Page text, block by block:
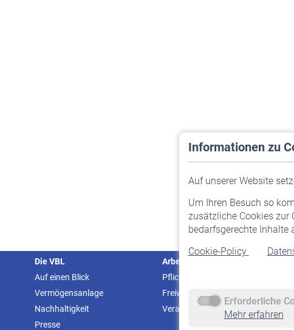
Informationen zu
Auf unserer Website
Um Ihren Besuch so
zusätzliche Cookies zur
bedarfsgerechte Inhalte
Cookie-Policy
Erforderliche
Mehr erfahren
Die VBL
Auf einen Blick
Vermögensanlage
Nachhaltigkeit
Presse
Arbeitgeber
Pflichtversicherung
Freiwillige Versicherung
Veranstaltungen